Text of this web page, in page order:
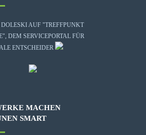
AUF "TREFFPUNKT
DEM SERVICEPORTAL FÜR
ENTSCHEIDER
MACHEN
SMART